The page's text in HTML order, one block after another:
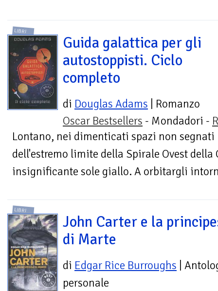
LIBRI
Guida galattica per gli
autostoppisti. Ciclo
completo
di Douglas Adams | Romanzo
Oscar Bestsellers - Mondadori -
Lontano, nei dimenticati spazi non
dell'estremo limite della Spirale Ovest della
insignificante sole giallo. A orbitargli
LIBRI
John Carter e la
di Marte
di Edgar Rice Burroughs |
personale